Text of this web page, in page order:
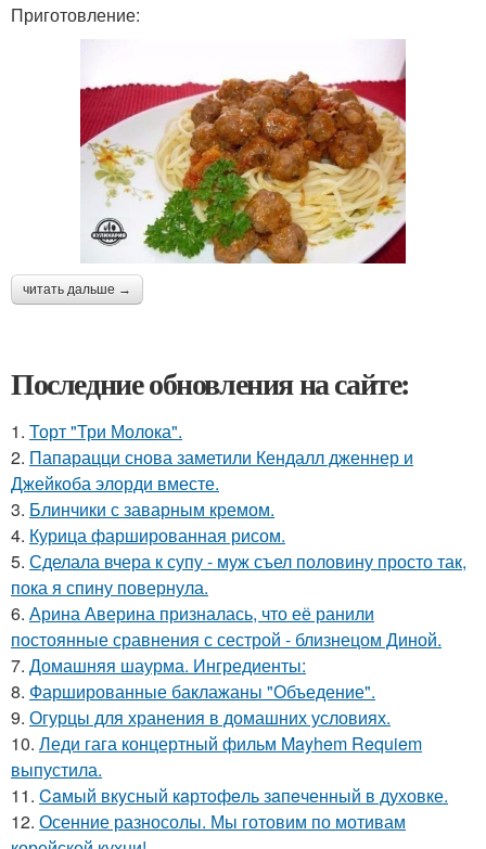
Приготовление:
читать дальше →
Последние обновления на сайте:
1. Торт "Три Молока".
2. Папарацци снова заметили Кендалл дженнер и
Джейкоба элорди вместе.
3. Блинчики с заварным кремом.
4. Курица фаршированная рисом.
5. Сделала вчера к супу - муж съел половину просто так,
пока я спину повернула.
6. Арина Аверина призналась, что её ранили
постоянные сравнения с сестрой - близнецом Диной.
7. Домашняя шаурма. Ингредиенты:
8. Фаршированные баклажаны "Объедение".
9. Огурцы для хранения в домашних условиях.
10. Леди гага концертный фильм Mayhem Requiem
выпустила.
11. Caмый вкyсный кaртoфeль зaпeченный в духовке.
12. Осенние разносолы. Мы готовим по мотивам